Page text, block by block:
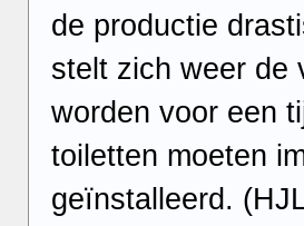
de productie
stelt zich weer de
worden voor een
toiletten moeten
geïnstalleerd.